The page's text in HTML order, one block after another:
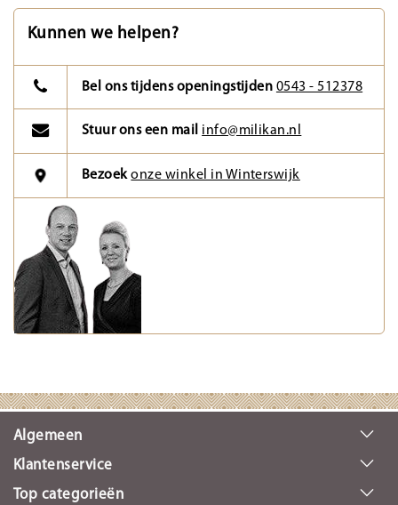
Kunnen we helpen?
Bel ons tijdens openingstijden 0543 - 512378
Stuur ons een mail info@milikan.nl
Bezoekonze winkel in Winterswijk
Algemeen
Klantenservice
Top categorieën